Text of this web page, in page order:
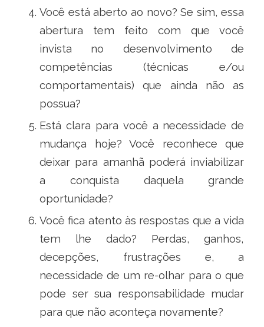
Você está aberto ao novo? Se sim, essa
abertura tem feito com que você
invista no desenvolvimento de
competências (técnicas e/ou
comportamentais) que ainda não as
possua?
Está clara para você a necessidade de
mudança hoje? Você reconhece que
deixar para amanhã poderá inviabilizar
a conquista daquela grande
oportunidade?
Você fica atento às respostas que a vida
tem lhe dado? Perdas, ganhos,
decepções, frustrações e, a
necessidade de um re-olhar para o que
pode ser sua responsabilidade mudar
para que não aconteça novamente?